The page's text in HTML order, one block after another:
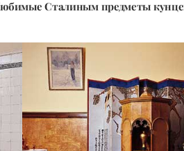
Сталиным предметы